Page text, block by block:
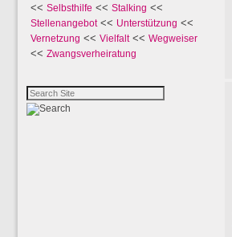
<< Selbsthilfe << Stalking <<
Stellenangebot<< Unterstützung <<
Vernetzung << Vielfalt<< Wegweiser
<< Zwangsverheiratung